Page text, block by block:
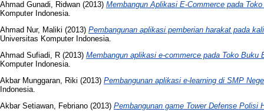
Ahmad Gunadi, Ridwan (2013) Membangun Aplikasi E-Commerce pada
Komputer Indonesia.
Ahmad Nur, Maliki (2013) Pembangunan aplikasi pemberian harakat pada
Universitas Komputer Indonesia.
Ahmad Sufiadi, R (2013) Membangun aplikasi e-commerce pada Toko Buku
Komputer Indonesia.
Akbar Munggaran, Riki (2013) Pembangunan aplikasi e-learning di SMP
Indonesia.
Akbar Setiawan, Febriano (2013) Pembangunan game Tower Defense Polisi